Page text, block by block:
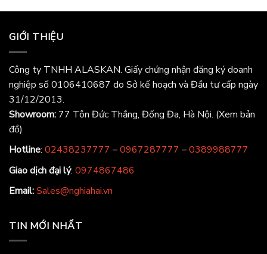
GIỚI THIỆU
Công ty TNHH ALASKAN. Giấy chứng nhận đăng ký doanh
nghiệp số 0106410687 do Sở kế hoạch và Đầu tư cấp ngày
31/12/2013.
Showroom: 77 Tôn Đức Thắng, Đống Đa, Hà Nội. (Xem bản
đồ)
Hotline: 02438237777 –0967287777 –0389988777
Giao dịch đại lý: 0974867486
Email:Sales@nghiahai.vn
TIN MỚI NHẤT